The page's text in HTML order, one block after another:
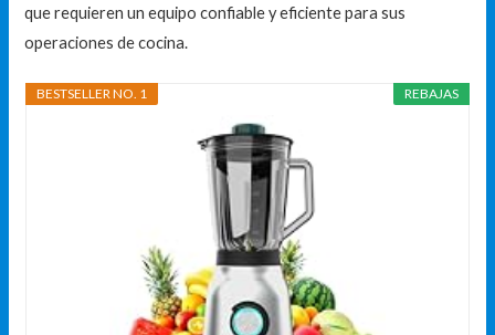
que requieren un equipo confiable y eficiente para sus
operaciones de cocina.
REBAJAS
BESTSELLER NO. 1